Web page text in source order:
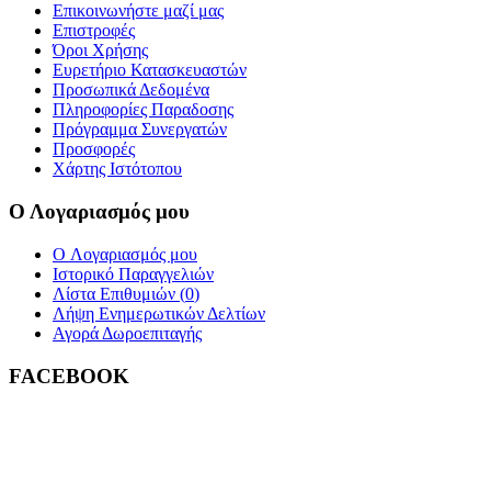
Επικοινωνήστε μαζί μας
Επιστροφές
Όροι Χρήσης
Ευρετήριο Κατασκευαστών
Προσωπικά Δεδομένα
Πληροφορίες Παραδοσης
Πρόγραμμα Συνεργατών
Προσφορές
Χάρτης Ιστότοπου
Ο Λογαριασμός μου
O Λογαριασμός μου
Ιστορικό Παραγγελιών
Λίστα Επιθυμιών (0)
Λήψη Ενημερωτικών Δελτίων
Αγορά Δωροεπιταγής
FACEBOOK